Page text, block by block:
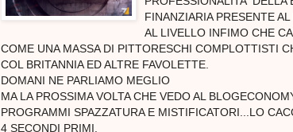
FINANZIARIA PRESENTE
AL LIVELLO INFIMO CHE
COME UNA MASSA DI PITTORESCHI COMPLOTTISTI
COL BRITANNIA ED ALTRE FAVOLETTE.
DOMANI NE PARLIAMO MEGLIO
MA LA PROSSIMA VOLTA CHE VEDO AL
PROGRAMMI SPAZZATURA E MISTIFICATORI...LO
4 SECONDI PRIMI.